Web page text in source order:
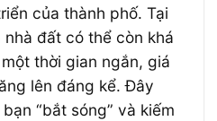
của thành phố. Tại
đất có thể còn khá
thời gian ngắn, giá
lên đáng kể. Đây
“bắt sóng” và kiếm